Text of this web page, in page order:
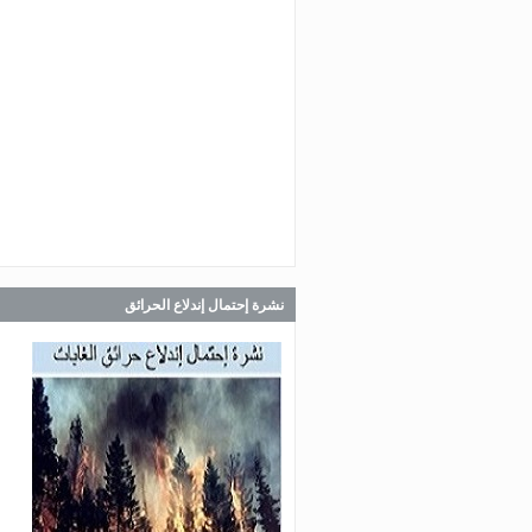
اللبناني البيان الآتي:
Jul 28, 2026
صدر عن دائرة الإعلام والعلاقات
في المديرية العامة للدفاع المدني
اللبناني البيان الآتي:
نشرة إحتمال إندلاع الحرائق